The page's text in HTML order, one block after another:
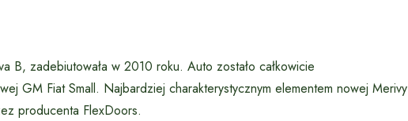
B, zadebiutowała w 2010 roku. Auto zostało całkowicie
GM Fiat Small. Najbardziej charakterystycznym elementem nowej Merivy
producenta FlexDoors.